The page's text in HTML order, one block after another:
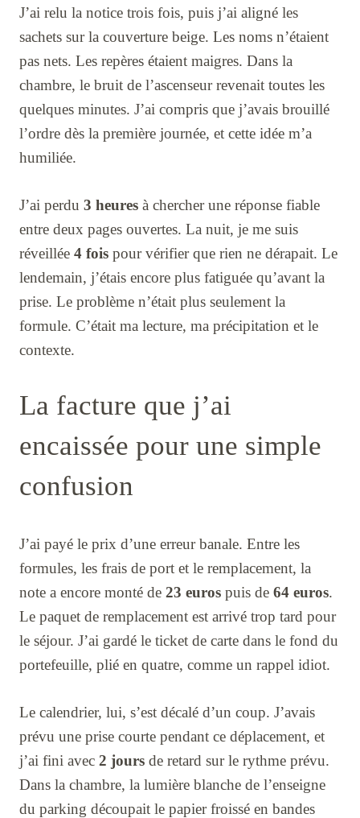
J’ai relu la notice trois fois, puis j’ai aligné les
sachets sur la couverture beige. Les noms n’étaient
pas nets. Les repères étaient maigres. Dans la
chambre, le bruit de l’ascenseur revenait toutes les
quelques minutes. J’ai compris que j’avais brouillé
l’ordre dès la première journée, et cette idée m’a
humiliée.
J’ai perdu 3 heures à chercher une réponse fiable
entre deux pages ouvertes. La nuit, je me suis
réveillée 4 fois pour vérifier que rien ne dérapait. Le
lendemain, j’étais encore plus fatiguée qu’avant la
prise. Le problème n’était plus seulement la
formule. C’était ma lecture, ma précipitation et le
contexte.
La facture que j’ai
encaissée pour une simple
confusion
J’ai payé le prix d’une erreur banale. Entre les
formules, les frais de port et le remplacement, la
note a encore monté de 23 euros puis de 64 euros.
Le paquet de remplacement est arrivé trop tard pour
le séjour. J’ai gardé le ticket de carte dans le fond du
portefeuille, plié en quatre, comme un rappel idiot.
Le calendrier, lui, s’est décalé d’un coup. J’avais
prévu une prise courte pendant ce déplacement, et
j’ai fini avec 2 jours de retard sur le rythme prévu.
Dans la chambre, la lumière blanche de l’enseigne
du parking découpait le papier froissé en bandes